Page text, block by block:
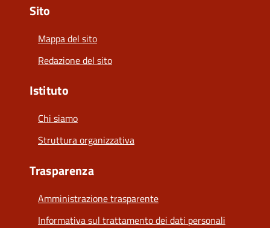
Sito
Mappa del sito
Redazione del sito
Istituto
Chi siamo
Struttura organizzativa
Trasparenza
Amministrazione trasparente
Informativa sul trattamento dei dati personali